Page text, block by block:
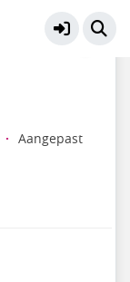
·
Aangepast